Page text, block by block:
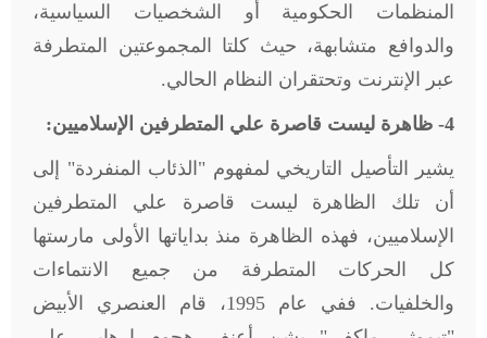
المنظمات الحكومية أو الشخصيات السياسية،
والدوافع متشابهة، حيث كلتا المجموعتين المتطرفة
عبر الإنترنت وتحتقران النظام الحالي.
4- ظاهرة ليست قاصرة علي المتطرفين الإسلاميين :
يشير التأصيل التاريخي لمفهوم "الذئاب المنفردة" إلى
أن تلك الظاهرة ليست قاصرة علي المتطرفين
الإسلاميين، فهذه الظاهرة منذ بداياتها الأولى مارستها
كل الحركات المتطرفة من جميع الانتماءات
والخلفيات. ففي عام 1995، قام العنصري الأبيض